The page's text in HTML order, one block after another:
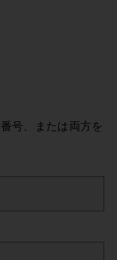
号、または両方を